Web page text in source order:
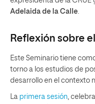
Adelaida de la Calle.
Reflexión sobre
Este Seminario tiene
torno a los estudios de
desarrollo en el contexto
La primera sesión,